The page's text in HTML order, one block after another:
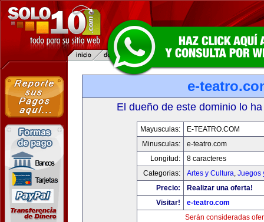
e-
El dueño de este dominio lo
Mayusculas:
E-TEATRO.COM
Minusculas:
e-teatro.com
Longitud:
8 caracteres
Categorias:
Artes y Cultura, Juegos
Precio:
Realizar una oferta!
Visitar!
e-teatro.com
Serán consideradas